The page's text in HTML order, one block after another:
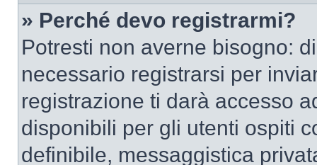
» Perché devo registrarmi?
Potresti non averne bisogno:
necessario registrarsi per
registrazione ti darà accesso
disponibili per gli utenti ospiti
definibile, messaggistica